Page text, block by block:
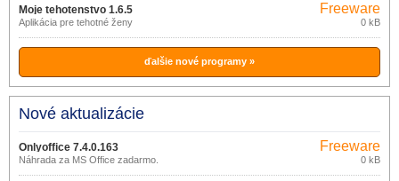
Moje tehotenstvo 1.6.5
Aplikácia pre tehotné ženy
Freeware
0 kB
ďalšie nové programy »
Nové aktualizácie
Onlyoffice 7.4.0.163
Náhrada za MS Office zadarmo.
Freeware
0 kB